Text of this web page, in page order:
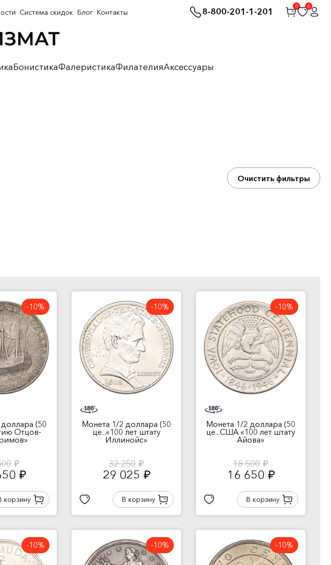
8-800-201-1-201
0 0
БонистикаФалеристикаФилателияАксессуары
Система скидок Блог Контакты
Очистить фильтры
-10%
(50
Отцов-
руб.
руб.
корзину
-10%
Монета 1/2 доллара (50
це...«100 лет штату
Иллинойс»
32 250 руб.
29 025 руб.
В корзину
-10%
Монета 1/2 доллара (50
це...США «100 лет штату
Айова»
18 500 руб.
16 650 руб.
В корзину
-10% -10% -10%